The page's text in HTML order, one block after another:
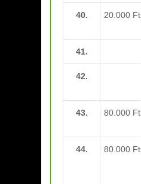
40. 20.000 Ft
41.
42.
43. 80.000 Ft
44. 80.000 Ft